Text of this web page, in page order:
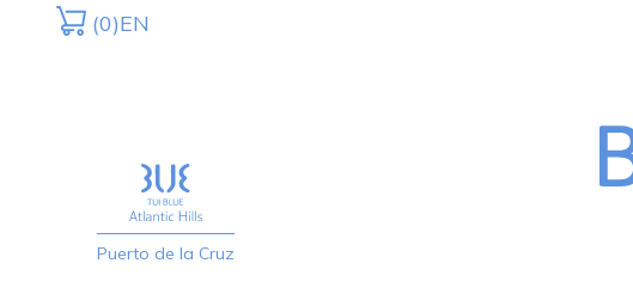
Saltar
Saltar
(0)EN
Puerto de la Cruz